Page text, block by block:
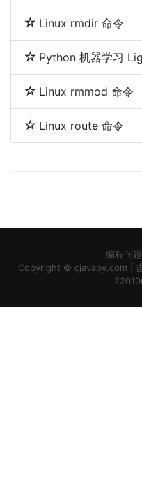
Linux rmdir 命令
Python 机器学习
Linux rmmod 命令
Linux route 命令
编程问
Copyright © cjavapy.com